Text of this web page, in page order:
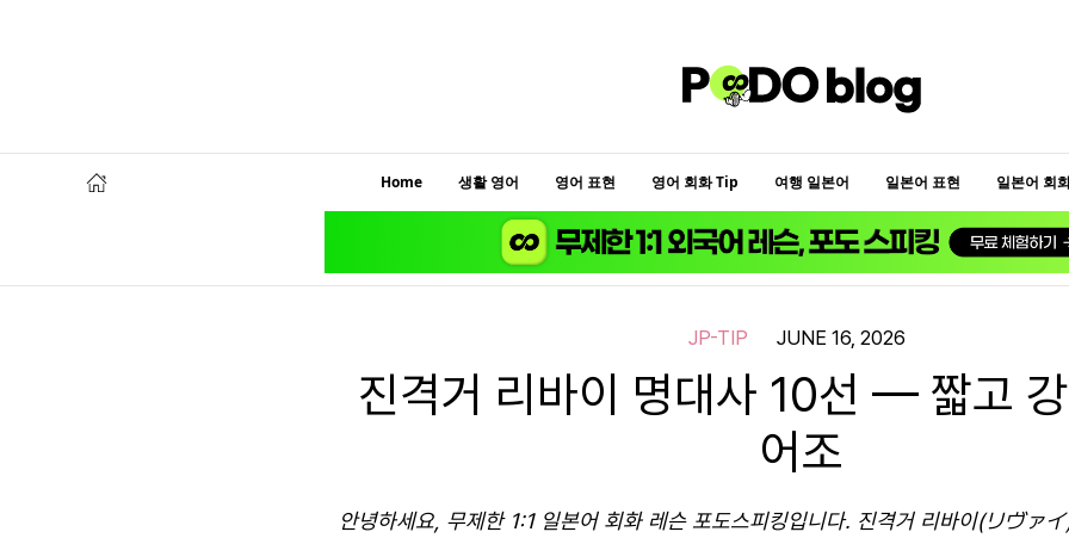
Home 생활 영어 영어 표현 영어 회화 Tip 여행 일본어 일본어 표현 일본어 회
JP-TIP JUNE 16, 2026
진격거 리바이 명대사 10선 — 짧고
어조
안녕하세요, 무제한 1:1 일본어 회화 레슨 포도스피킹입니다. 진격거 리바이(リヴァ